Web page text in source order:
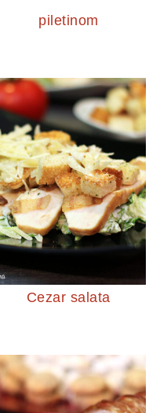
piletinom
Cezar salata